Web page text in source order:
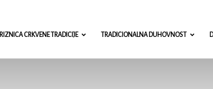
RIZNICA CRKVENE TRADICIJE TRADICIONALNA DUHOVNOST